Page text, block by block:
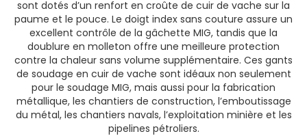
sont dotés d’un renfort en croûte de cuir de vache sur la
paume et le pouce. Le doigt index sans couture assure un
excellent contrôle de la gâchette MIG, tandis que la
doublure en molleton offre une meilleure protection
contre la chaleur sans volume supplémentaire. Ces gants
de soudage en cuir de vache sont idéaux non seulement
pour le soudage MIG, mais aussi pour la fabrication
métallique, les chantiers de construction, l’emboutissage
du métal, les chantiers navals, l’exploitation minière et les
pipelines pétroliers.